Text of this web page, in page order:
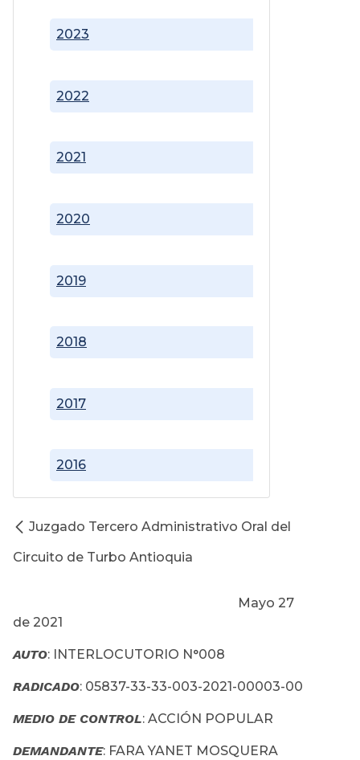
2016
2017
2018
2019
2020
2021
2022
2023
Juzgado Tercero Administrativo Oral del
Circuito de Turbo Antioquia
Mayo 27
de 2021
AUTO: INTERLOCUTORIO N°008
RADICADO: 05837-33-33-003-2021-00003-00
MEDIO DE CONTROL: ACCIÓN POPULAR
DEMANDANTE: FARA YANET MOSQUERA